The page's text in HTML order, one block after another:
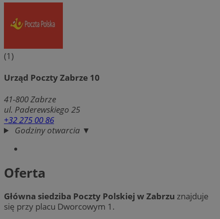
(1)
Urząd Poczty Zabrze 10
41-800Zabrze
ul. Paderewskiego 25
+32 275 00 86
Godziny otwarcia ▼
Oferta
Główna siedziba Poczty Polskiej w Zabrzu znajduje
się przy placu Dworcowym 1.